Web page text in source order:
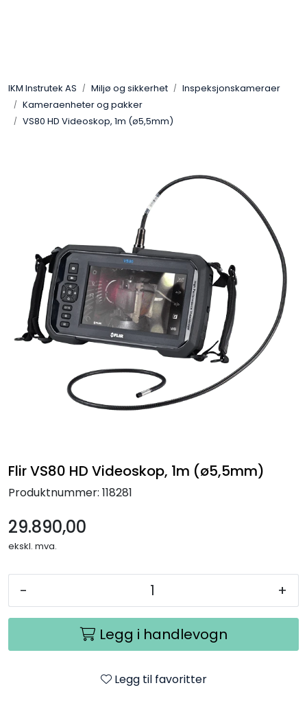
IKM Instrutek AS Miljø og sikkerhet
Inspeksjonskameraer
Kameraenheter og pakker
VS80 HD Videoskop, 1m (ø5,5mm)
Flir VS80 HD Videoskop, 1m (ø5,5mm)
Produktnummer: 118281
29.890,00
ekskl. mva.
- +
Legg i handlevogn
Legg til favoritter
Elektro
Miljø og sikkerhet
Kalibratorer
Termografi
Navigasjon & Kommunikasjon
Tilbehør
Outlet